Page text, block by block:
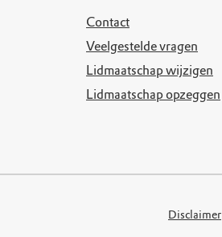
Contact
Veelgestelde vragen
Lidmaatschap wijzigen
Lidmaatschap opzeggen
Disclaimer